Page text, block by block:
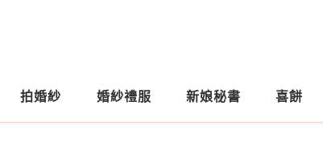
拍婚紗 婚紗禮服 新娘秘書 喜餅